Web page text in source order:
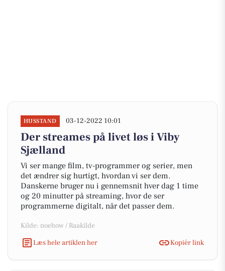
HUSSTAND 03-12-2022 10:01
Der streames på livet løs i Viby
Sjælland
Vi ser mange film, tv-programmer og serier, men
det ændrer sig hurtigt, hvordan vi ser dem.
Danskerne bruger nu i gennemsnit hver dag 1 time
og 20 minutter på streaming, hvor de ser
programmerne digitalt, når det passer dem.
Kilde: noehow / Raakilde
Læs hele artiklen her
Kopiér link